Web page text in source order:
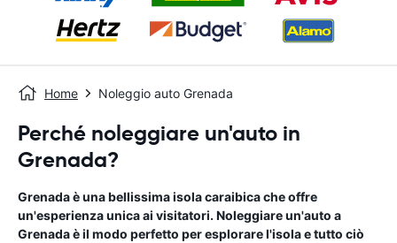
Home Noleggio auto Grenada
Perché noleggiare un'auto in
Grenada?
Grenada è una bellissima isola caraibica che offre
un'esperienza unica ai visitatori. Noleggiare un'auto a
Grenada è il modo perfetto per esplorare l'isola e tutto ciò